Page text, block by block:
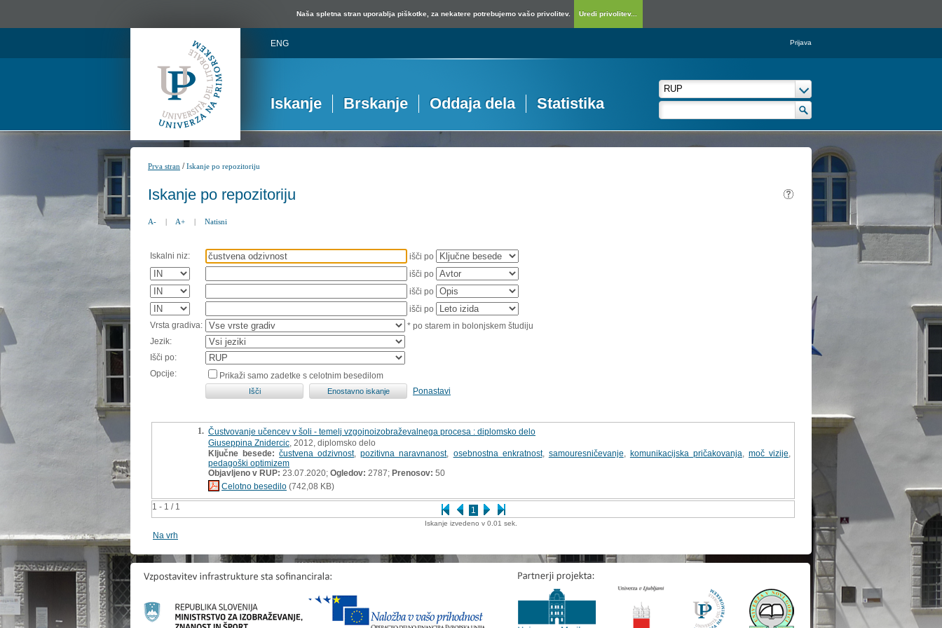
Naša spletna stran uporablja piškotke, za nekatere potrebujemo vašo privolitev. Uredi privolitev...
ENG Prijava
Iskanje Brskanje Oddaja dela Statistika
Prva stran /Iskanje po repozitoriju
Iskanje po repozitoriju
A- | A+ | Natisni
Iskalni niz:
išči po
išči po
išči po
išči po
Vrsta gradiva:
* po starem in bolonjskem študiju
Jezik:
Išči po:
Opcije:
Prikaži samo zadetke s celotnim besedilom
Ponastavi
1 - 1 / 1 1
1. Čustvovanje učencev v šoli - temelj vzgojnoizobraževalnega procesa : diplomsko delo
Giuseppina Znidercic , 2012, diplomsko delo
Ključne besede: čustvena odzivnost,pozitivna naravnanost, osebnostna enkratnost, samouresničevanje komunikacijska pričakovanja ,moč vizije
pedagoški optimizem
Objavljeno v RUP: 23.07.2020; Ogledov: 2787; Prenosov: 50
Celotno besedilo (742,08 KB)
Iskanje izvedeno v 0.01 sek.
Na vrh